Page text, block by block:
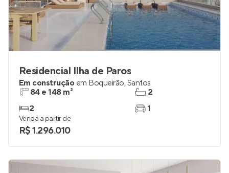
Residencial Ilha de Paros
Em construção em Boqueirão,Santos
84 e 148 m²
2
2
1
Venda a partir de
R$ 1.296.010